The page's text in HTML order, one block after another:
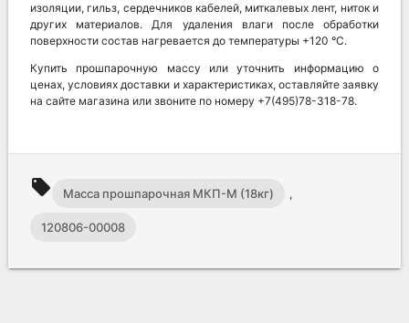
изоляции, гильз, сердечников кабелей, миткалевых лент, ниток и
других материалов. Для удаления влаги после обработки
поверхности состав нагревается до температуры +120 °С.
Купить прошпарочную массу или уточнить информацию о
ценах, условиях доставки и характеристиках, оставляйте заявку
на сайте магазина или звоните по номеру +7(495)78-318-78.
local_offer Масса прошпарочная МКП-М (18кг) ,
120806-00008